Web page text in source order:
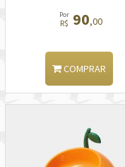
Por
R$ 90,00
COMPRAR